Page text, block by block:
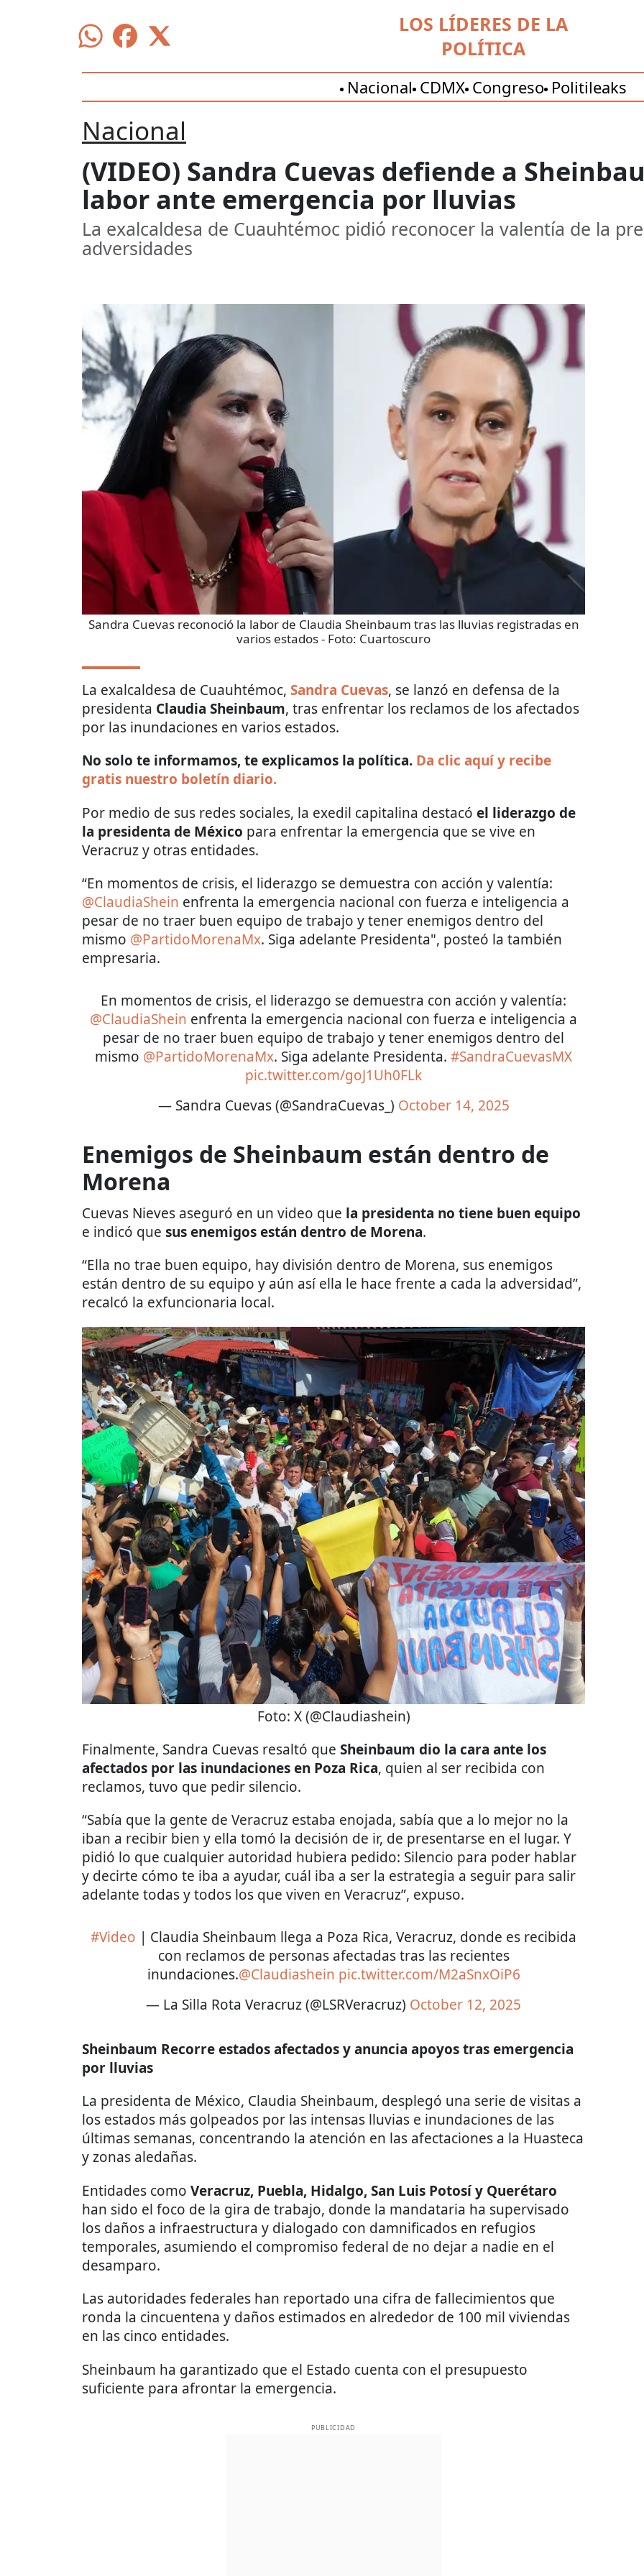
LOS LÍDERES DE LA
POLÍTICA
Nacional CDMX Congreso Politileaks
Nacional
(VIDEO) Sandra Cuevas defiende a
labor ante emergencia por lluvias
La exalcaldesa de Cuauhtémoc pidió reconocer la valentía de la
adversidades
Sandra Cuevas reconoció la labor de Claudia Sheinbaum tras las lluvias registradas en
varios estados- Foto: Cuartoscuro
La exalcaldesa de Cuauhtémoc, Sandra Cuevas, se lanzó en defensa de la
presidenta Claudia Sheinbaum, tras enfrentar los reclamos de los afectados
por las inundaciones en varios estados.
No solo te informamos, te explicamos la política. Da clic aquí y recibe
gratis nuestro boletín diario.
Por medio de sus redes sociales, la exedil capitalina destacó el liderazgo de
la presidenta de México para enfrentar la emergencia que se vive en
Veracruz y otras entidades.
“En momentos de crisis, el liderazgo se demuestra con acción y valentía:
@ClaudiaShein enfrenta la emergencia nacional con fuerza e inteligencia a
pesar de no traer buen equipo de trabajo y tener enemigos dentro del
mismo @PartidoMorenaMx. Siga adelante Presidenta", posteó la también
empresaria.
En momentos de crisis, el liderazgo se demuestra con acción y valentía:
@ClaudiaShein enfrenta la emergencia nacional con fuerza e inteligencia a
pesar de no traer buen equipo de trabajo y tener enemigos dentro del
mismo @PartidoMorenaMx. Siga adelante Presidenta. #SandraCuevasMX
pic.twitter.com/goJ1Uh0FLk
— Sandra Cuevas (@SandraCuevas_) October 14, 2025
Enemigos de Sheinbaum están dentro de
Morena
Cuevas Nieves aseguró en un video que la presidenta no tiene buen equipo
e indicó que sus enemigos están dentro de Morena.
“Ella no trae buen equipo, hay división dentro de Morena, sus enemigos
están dentro de su equipo y aún así ella le hace frente a cada la adversidad”,
recalcó la exfuncionaria local.
Foto: X (@Claudiashein)
Finalmente, Sandra Cuevas resaltó que Sheinbaum dio la cara ante los
afectados por las inundaciones en Poza Rica, quien al ser recibida con
reclamos, tuvo que pedir silencio.
“Sabía que la gente de Veracruz estaba enojada, sabía que a lo mejor no la
iban a recibir bien y ella tomó la decisión de ir, de presentarse en el lugar. Y
pidió lo que cualquier autoridad hubiera pedido: Silencio para poder hablar
y decirte cómo te iba a ayudar, cuál iba a ser la estrategia a seguir para salir
adelante todas y todos los que viven en Veracruz”, expuso.
#Video | Claudia Sheinbaum llega a Poza Rica, Veracruz, donde es recibida
con reclamos de personas afectadas tras las recientes
inundaciones.@Claudiashein pic.twitter.com/M2aSnxOiP6
— La Silla Rota Veracruz (@LSRVeracruz) October 12, 2025
Sheinbaum Recorre estados afectados y anuncia apoyos tras emergencia
por lluvias
La presidenta de México, Claudia Sheinbaum, desplegó una serie de visitas a
los estados más golpeados por las intensas lluvias e inundaciones de las
últimas semanas, concentrando la atención en las afectaciones a la Huasteca
y zonas aledañas.
Entidades como Veracruz, Puebla, Hidalgo, San Luis Potosí y Querétaro
han sido el foco de la gira de trabajo, donde la mandataria ha supervisado
los daños a infraestructura y dialogado con damnificados en refugios
temporales, asumiendo el compromiso federal de no dejar a nadie en el
desamparo.
Las autoridades federales han reportado una cifra de fallecimientos que
ronda la cincuentena y daños estimados en alrededor de 100 mil viviendas
en las cinco entidades.
Sheinbaum ha garantizado que el Estado cuenta con el presupuesto
suficiente para afrontar la emergencia.
PUBLICIDAD